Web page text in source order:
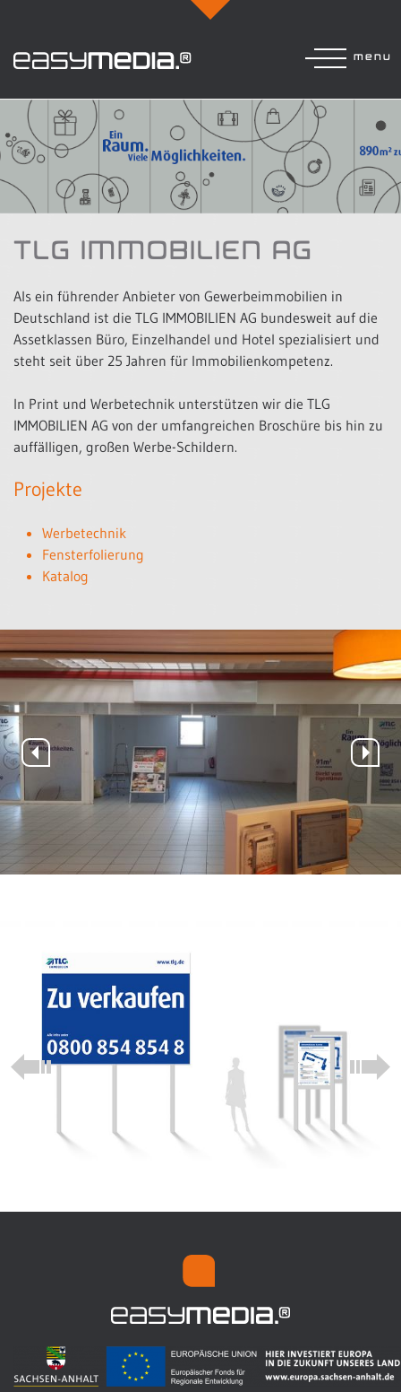
menu
TLG IMMOBILIEN AG
Als ein führender Anbieter von Gewerbeimmobilien in
Deutschland ist die TLG IMMOBILIEN AG bundesweit auf die
Assetklassen Büro, Einzelhandel und Hotel spezialisiert und
steht seit über 25 Jahren für Immobilienkompetenz.
In Print und Werbetechnik unterstützen wir die TLG
IMMOBILIEN AG von der umfangreichen Broschüre bis hin zu
auffälligen, großen Werbe-Schildern.
Projekte
Werbetechnik
Fensterfolierung
Katalog